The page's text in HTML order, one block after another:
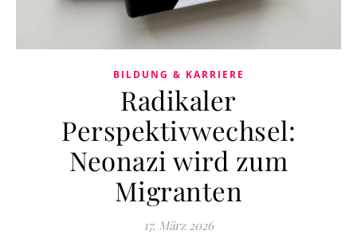
BILDUNG & KARRIERE
Radikaler
Perspektivwechsel:
Neonazi wird zum
Migranten
17. März 2026